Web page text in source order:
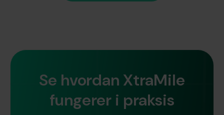
Se hvordan XtraMile
fungerer i praksis